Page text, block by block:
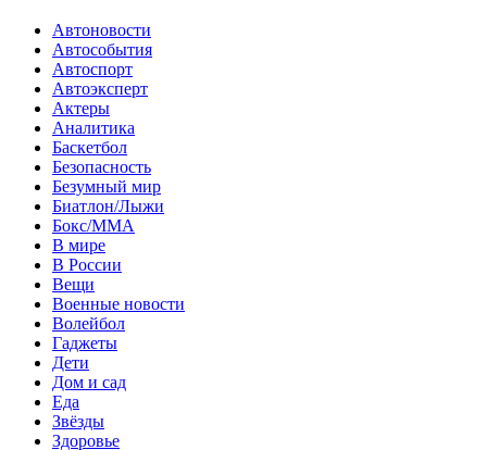
Автоновости
Автособытия
Автоспорт
Автоэксперт
Актеры
Аналитика
Баскетбол
Безопасность
Безумный мир
Биатлон/Лыжи
Бокс/MMA
В мире
В России
Вещи
Военные новости
Волейбол
Гаджеты
Дети
Дом и сад
Еда
Звёзды
Здоровье